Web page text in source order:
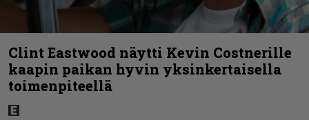
Clint Eastwood näytti Kevin Costnerille
kaapin paikan hyvin yksinkertaisella
toimenpiteellä